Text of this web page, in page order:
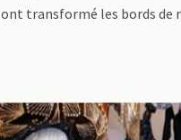
ont transformé les bords de